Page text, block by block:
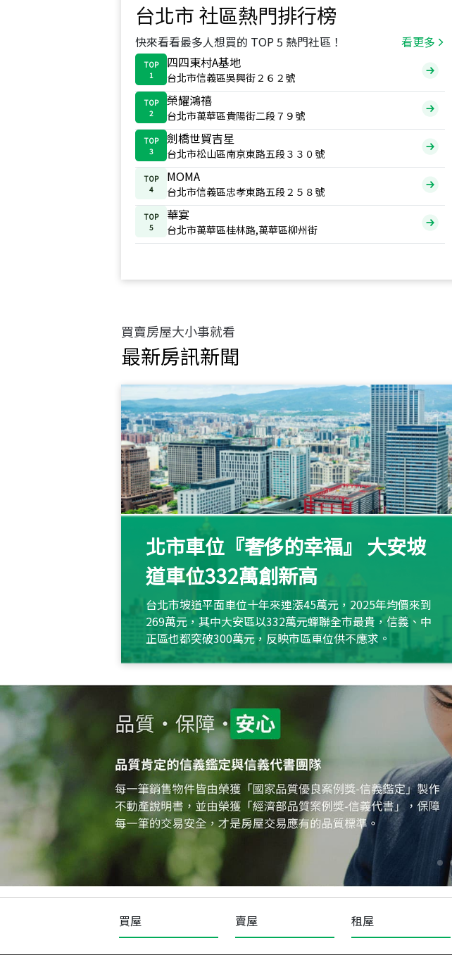
台北市 社區熱門排行榜
快來看看最多人想買的 TOP 5 熱門社區！ 看更多
TOP
1
四四東村A基地
台北市信義區吳興街２６２號
TOP
2
榮耀鴻禧
台北市萬華區貴陽街二段７９號
TOP
3
劍橋世貿吉星
台北市松山區南京東路五段３３０號
TOP
4
MOMA
台北市信義區忠孝東路五段２５８號
TOP
5
華宴
台北市萬華區桂林路,萬華區柳州街
買賣房屋大小事就看
最新房訊新聞
北市車位『奢侈的幸福』 大安坡
道車位332萬創新高
台北市坡道平面車位十年來連漲45萬元，2025年均價來到
269萬元，其中大安區以332萬元蟬聯全市最貴，信義、中
正區也都突破300萬元，反映市區車位供不應求。
買屋 賣屋 租屋